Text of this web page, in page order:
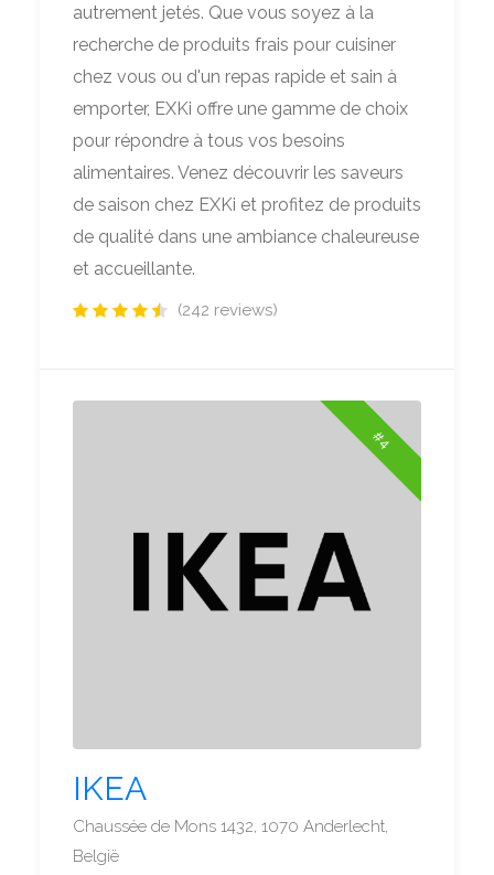
autrement jetés. Que vous soyez à la
recherche de produits frais pour cuisiner
chez vous ou d'un repas rapide et sain à
emporter, EXKi offre une gamme de choix
pour répondre à tous vos besoins
alimentaires. Venez découvrir les saveurs
de saison chez EXKi et profitez de produits
de qualité dans une ambiance chaleureuse
et accueillante.
(242 reviews)
#4
IKEA
Chaussée de Mons 1432, 1070 Anderlecht,
België